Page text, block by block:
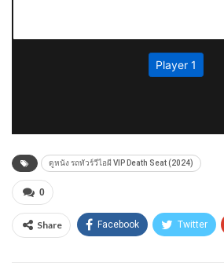
ดูหนัง รถทัวร์วีไอผี VIP Death Seat (2024)
0
Share Facebook Twitter